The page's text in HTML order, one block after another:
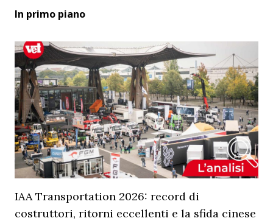
In primo piano
IAA Transportation 2026: record di
costruttori, ritorni eccellenti e la sfida cinese